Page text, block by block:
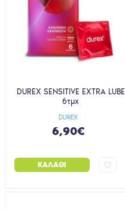
DUREX
DUREX SENSITIVE EXTRA LUBE
6τμχ
6,90€
ΚΑΛΆΘΙ